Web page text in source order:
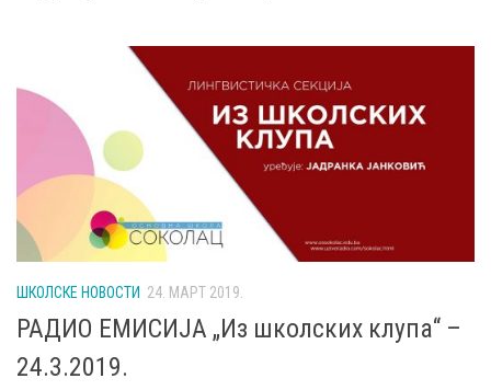
ШКОЛСКЕ НОВОСТИ 24. МАРТ 2019.
РАДИО ЕМИСИЈА „Из школских клупа“ –
24.3.2019.